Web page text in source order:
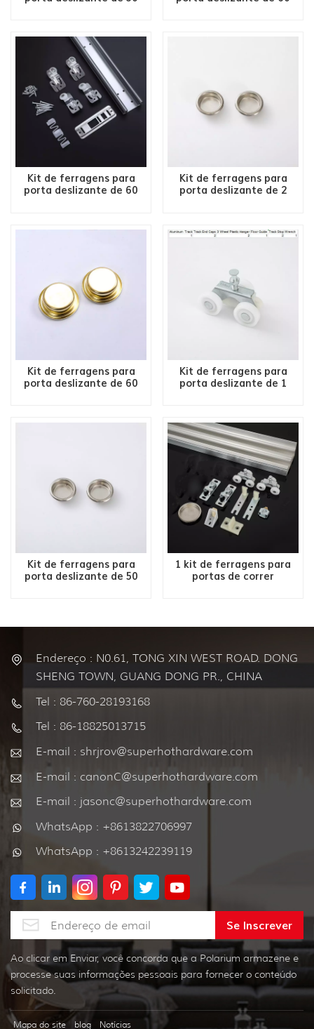
Kit de ferragens para
porta deslizante de 60
Kit de ferragens para
porta deslizante de 2
Kit de ferragens para
porta deslizante de 60
Kit de ferragens para
porta deslizante de 1
Kit de ferragens para
porta deslizante de 50
1 kit de ferragens para
portas de correr
Endereço : N0.61, TONG XIN WEST ROAD. DONG
SHENG TOWN, GUANG DONG PR., CHINA
Tel : 86-760-28193168
Tel : 86-18825013715
E-mail : shrjrov@superhothardware.com
E-mail : canonC@superhothardware.com
E-mail : jasonc@superhothardware.com
WhatsApp : +8613822706997
WhatsApp : +8613242239119
Ao clicar em Enviar, você concorda que a Polarium armazene e
processe suas informações pessoais para fornecer o conteúdo
solicitado.
Mapa do site blog Notícias